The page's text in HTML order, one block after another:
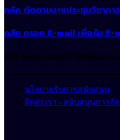
คลิก ติดตามงานประชุมวิชาการ
คลิก กรอก E-mail เพื่อรับ E-
สนับสนุนการจัดทำ
นโยบายรับการสนับสนุน
ติดต่อเรา - สนับสนุนการจั